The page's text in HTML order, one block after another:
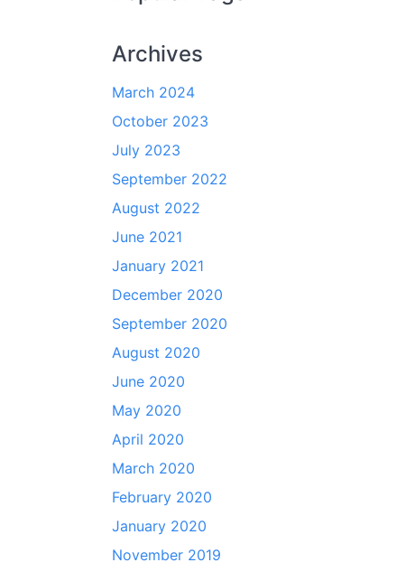
Archives
March 2024
October 2023
July 2023
September 2022
August 2022
June 2021
January 2021
December 2020
September 2020
August 2020
June 2020
May 2020
April 2020
March 2020
February 2020
January 2020
November 2019